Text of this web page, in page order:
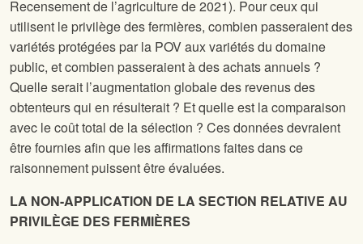
Recensement de l’agriculture de 2021). Pour ceux qui
utilisent le privilège des fermières, combien passeraient des
variétés protégées par la POV aux variétés du domaine
public, et combien passeraient à des achats annuels ?
Quelle serait l’augmentation globale des revenus des
obtenteurs qui en résulterait ? Et quelle est la comparaison
avec le coût total de la sélection ? Ces données devraient
être fournies afin que les affirmations faites dans ce
raisonnement puissent être évaluées.
LA NON-APPLICATION DE LA SECTION RELATIVE AU
PRIVILÈGE DES FERMIÈRES